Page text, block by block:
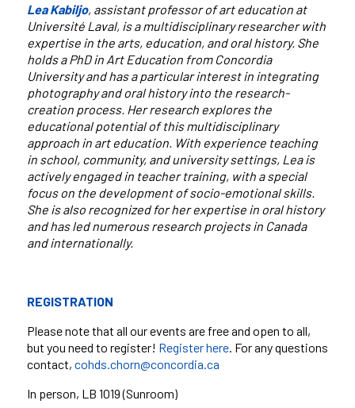
Lea Kabiljo, assistant professor of art education at
Université Laval, is a multidisciplinary researcher with
expertise in the arts, education, and oral history. She
holds a PhD in Art Education from Concordia
University and has a particular interest in integrating
photography and oral history into the research-
creation process. Her research explores the
educational potential of this multidisciplinary
approach in art education. With experience teaching
in school, community, and university settings, Lea is
actively engaged in teacher training, with a special
focus on the development of socio-emotional skills.
She is also recognized for her expertise in oral history
and has led numerous research projects in Canada
and internationally.
REGISTRATION
Please note that all our events are free and open to all,
but you need to register! Register here. For any questions
contact, cohds.chorn@concordia.ca
In person, LB 1019 (Sunroom)